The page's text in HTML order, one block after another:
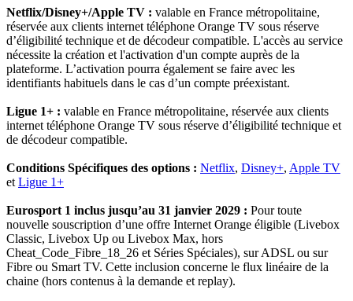
Netflix/Disney+/Apple TV : valable en France métropolitaine,
réservée aux clients internet téléphone Orange TV sous réserve
d’éligibilité technique et de décodeur compatible. L'accès au service
nécessite la création et l'activation d'un compte auprès de la
plateforme. L’activation pourra également se faire avec les
identifiants habituels dans le cas d’un compte préexistant.
Ligue 1+ : valable en France métropolitaine, réservée aux clients
internet téléphone Orange TV sous réserve d’éligibilité technique et
de décodeur compatible.
Conditions Spécifiques des options : Netflix, Disney+, Apple TV
et Ligue 1+
Eurosport 1 inclus jusqu’au 31 janvier 2029 : Pour toute
nouvelle souscription d’une offre Internet Orange éligible (Livebox
Classic, Livebox Up ou Livebox Max, hors
Cheat_Code_Fibre_18_26 et Séries Spéciales), sur ADSL ou sur
Fibre ou Smart TV. Cette inclusion concerne le flux linéaire de la
chaine (hors contenus à la demande et replay).